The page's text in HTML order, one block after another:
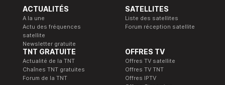
ACTUALITÉS
A la une
Actu des fréquences
satellite
Newsletter gratuite
SATELLITES
Liste des satellites
Forum réception satellite
TNT GRATUITE
Actualité de la TNT
Chaînes TNT gratuites
Forum de la TNT
OFFRES TV
Offres TV satellite
Offres TV TNT
Offres IPTV